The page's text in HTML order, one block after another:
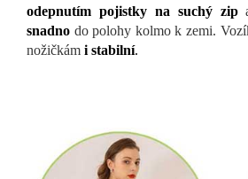
odepnutím pojistky na suchý zip
snadno do polohy kolmo k zemi.
nožičkám i stabilní.